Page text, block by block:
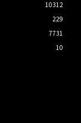
10312
229
7731
10